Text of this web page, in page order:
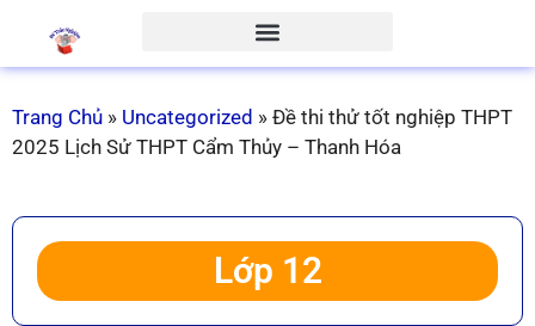
Trang Chủ » Uncategorized » Đề thi thử tốt nghiệp THPT
2025 Lịch Sử THPT Cẩm Thủy – Thanh Hóa
Lớp 12